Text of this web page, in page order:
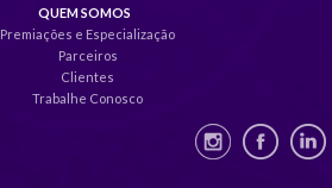
QUEM SOMOS
Premiações e Especialização
Parceiros
Clientes
Trabalhe Conosco